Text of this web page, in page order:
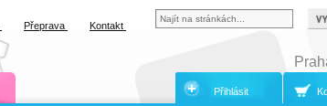
Přeprava Kontakt
Přihlásit